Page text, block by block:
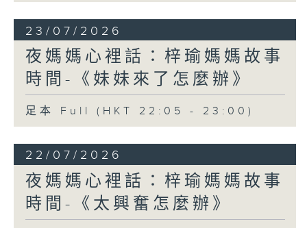
23/07/2026
夜媽媽心裡話：梓瑜媽媽故事
時間-《妹妹來了怎麼辦》
足本 Full (HKT 22:05 - 23:00)
22/07/2026
夜媽媽心裡話：梓瑜媽媽故事
時間-《太興奮怎麼辦》